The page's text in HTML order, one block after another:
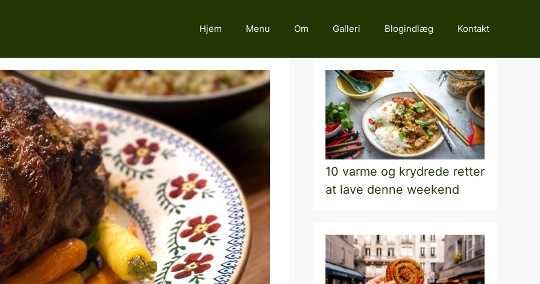
Hjem Menu Om Galleri Blogindlæg Kontakt
10 varme og krydrede retter
at lave denne weekend